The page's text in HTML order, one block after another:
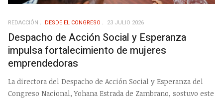
REDACCIÓN DESDE EL CONGRESO 23 JULIO 2026
Despacho de Acción Social y Esperanza
impulsa fortalecimiento de mujeres
emprendedoras
La directora del Despacho de Acción Social y Esperanza del
Congreso Nacional, Yohana Estrada de Zambrano, sostuvo este